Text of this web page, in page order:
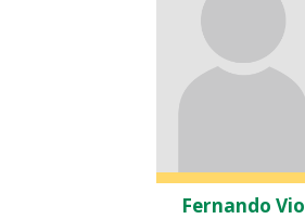
Fernando Vio